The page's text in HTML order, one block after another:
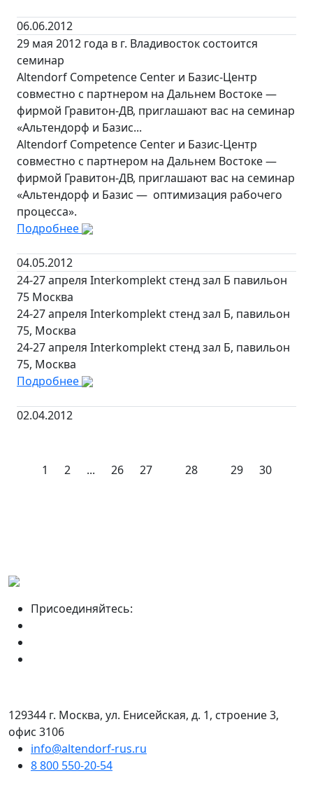
06.06.2012
29 мая 2012 года в г. Владивосток состоится
семинар
Altendorf Competence Center и Базис-Центр
совместно с партнером на Дальнем Востоке —
фирмой Гравитон-ДВ, приглашают вас на семинар
«Альтендорф и Базис...
Altendorf Competence Center и Базис-Центр
совместно с партнером на Дальнем Востоке —
фирмой Гравитон-ДВ, приглашают вас на семинар
«Альтендорф и Базис — оптимизация рабочего
процесса».
Подробнее
04.05.2012
24-27 апреля Interkomplekt стенд зал Б павильон
75 Москва
24-27 апреля Interkomplekt стенд зал Б, павильон
75, Москва
24-27 апреля Interkomplekt стенд зал Б, павильон
75, Москва
Подробнее
02.04.2012
1 2 ... 26 27 28 29 30
Присоединяйтесь:
129344 г. Москва, ул. Енисейская, д. 1, строение 3,
офис 3106
info@altendorf-rus.ru
8 800 550-20-54